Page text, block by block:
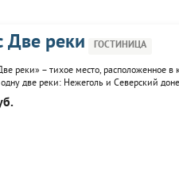
Две реки ГОСТИНИЦА
реки» – тихое место, расположенное
две реки: Нежеголь и Северский
есть банкетный зал, работают